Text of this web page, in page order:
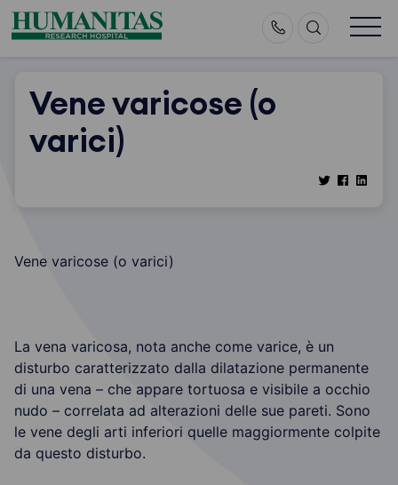
Skip
to
Vene varicose (o
varici)
Vene varicose (o varici)
La vena varicosa, nota anche come varice, è un
disturbo caratterizzato dalla dilatazione permanente
di una vena – che appare tortuosa e visibile a occhio
nudo – correlata ad alterazioni delle sue pareti. Sono
le vene degli arti inferiori quelle maggiormente colpite
da questo disturbo.